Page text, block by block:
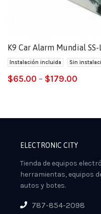
K9 Car Alarm Mundial SS-
Instalación incluida Sin
$65.00 – $179.00
ELECTRONIC CITY
Tienda de equipos
herramientas, equipos
autos y botes.
787-854-2098